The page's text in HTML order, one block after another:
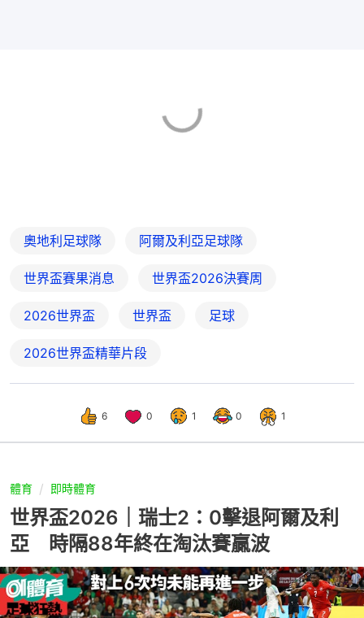
奧地利足球隊 阿爾及利亞足球隊
世界盃賽果消息 世界盃2026決賽周
2026世界盃 世界盃 足球
2026世界盃精華片段
6 0 1 0 1
體育 即時體育
世界盃2026｜瑞士2：0擊退阿爾及利
亞 時隔88年終在淘汰賽贏波